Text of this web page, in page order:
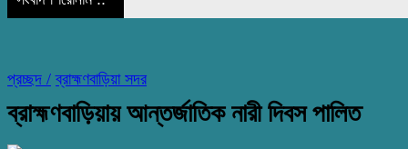
প্রচ্ছদ / ব্রাহ্মণবাড়িয়া সদর
ব্রাহ্মণবাড়িয়ায় আন্তর্জাতিক নারী দিবস পালিত